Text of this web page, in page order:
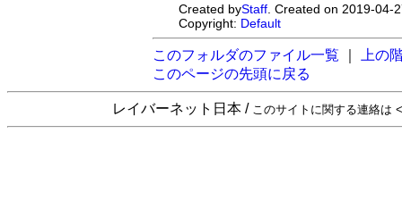
Created byStaff . Created on 2019-
Copyright: Default
このフォルダのファイル一覧
上の
このページの先頭に戻る
レイバーネット日本 / このサイトに関する連絡は